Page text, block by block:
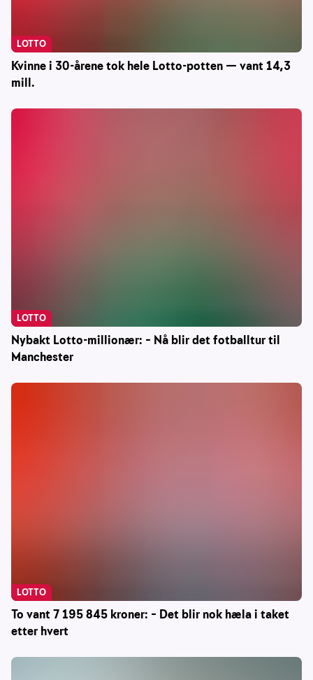
Kvinne i 30-årene tok hele Lotto-potten — vant 14,3
mill.
LOTTO
Nybakt Lotto-millionær: – Nå blir det fotballtur til
Manchester
LOTTO
To vant 7 195 845 kroner: – Det blir nok hæla i taket
etter hvert
LOTTO